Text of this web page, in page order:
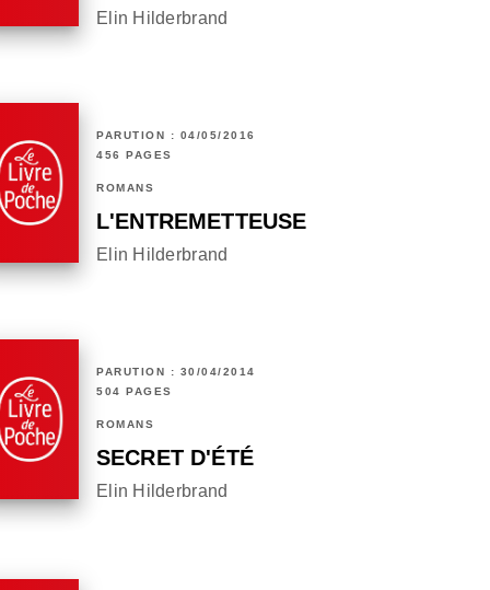
Elin Hilderbrand
PARUTION : 04/05/2016
456 PAGES
ROMANS
L'ENTREMETTEUSE
Elin Hilderbrand
PARUTION : 30/04/2014
504 PAGES
ROMANS
SECRET D'ÉTÉ
Elin Hilderbrand